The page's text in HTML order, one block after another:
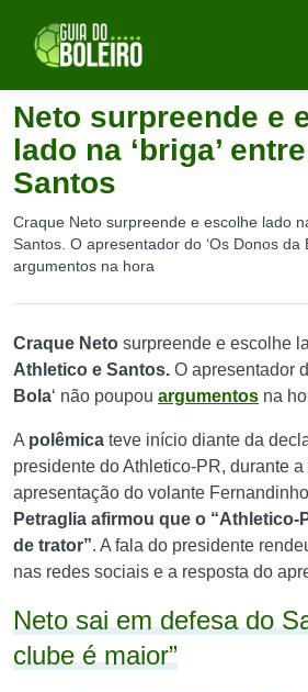
Neto surpreende e
lado na ‘briga’
Santos
Craque Neto surpreende e escolhe lado
Santos. O apresentador do ‘Os Donos da
argumentos na hora
Craque Neto surpreende e escolhe
Athletico e Santos. O apresentador
Bola‘ não poupou argumentos na
A polêmica teve início diante da
presidente do Athletico-PR, durante
apresentação do volante
Petraglia afirmou que o “Athletico-
de trator”. A fala do presidente
nas redes sociais e a resposta do
Neto sai em defesa do
clube é maior”